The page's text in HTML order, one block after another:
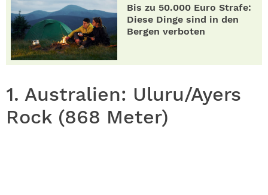
Bis zu 50.000 Euro Strafe:
Diese Dinge sind in den
Bergen verboten
1. Australien: Uluru/Ayers
Rock (868 Meter)